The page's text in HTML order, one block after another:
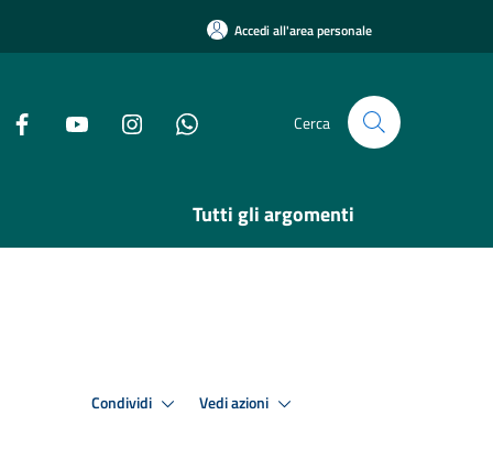
Accedi all'area personale
Cerca
Tutti gli argomenti
Condividi Vedi azioni